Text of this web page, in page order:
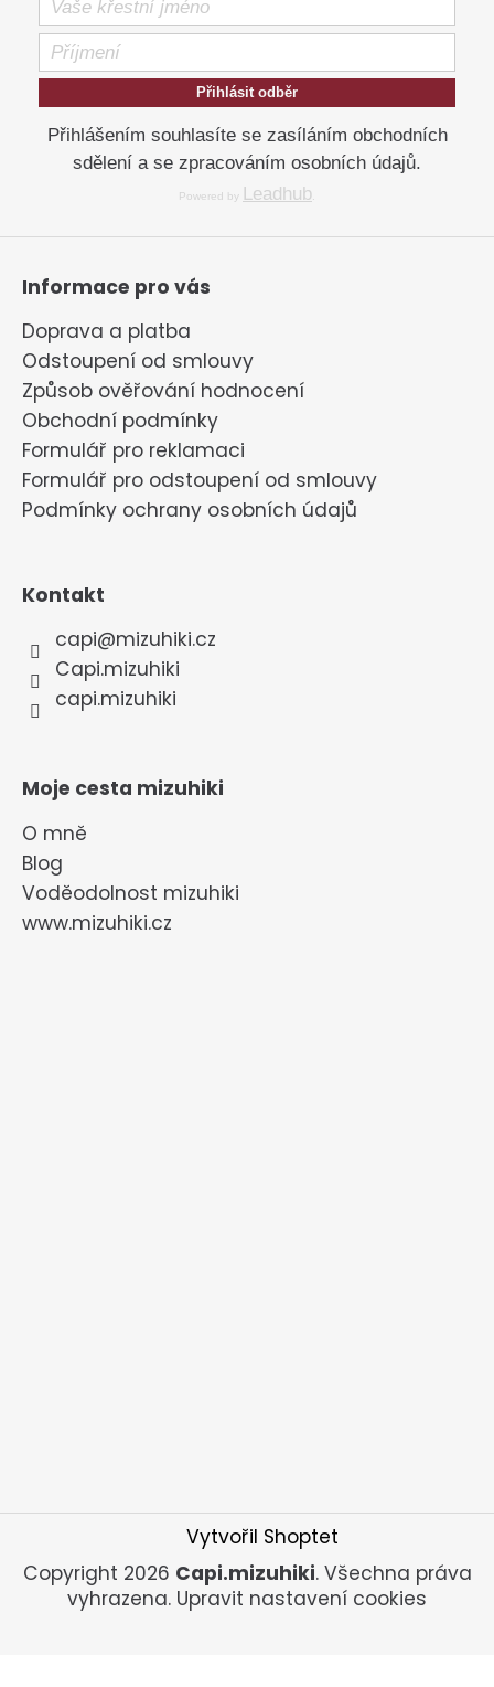
s
Přihlásit odběr
Přihlášením souhlasíte se zasíláním obchodních
sdělení a se zpracováním osobních údajů.
Powered by Leadhub
Informace pro vás
Doprava a platba
Odstoupení od smlouvy
Způsob ověřování hodnocení
Obchodní podmínky
Formulář pro reklamaci
Formulář pro odstoupení od smlouvy
Podmínky ochrany osobních údajů
Kontakt
capi@mizuhiki.cz
Capi.mizuhiki
capi.mizuhiki
Moje cesta mizuhiki
O mně
Blog
Voděodolnost mizuhiki
www.mizuhiki.cz
Vytvořil Shoptet
Copyright 2026 Capi.mizuhiki. Všechna práva
vyhrazena. Upravit nastavení cookies